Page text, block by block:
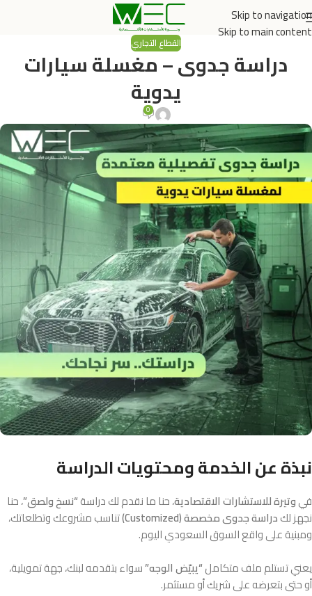
Skip to navigation
Skip to main content
القطاع التجاري
دراسة جدوى – مغسلة سيارات
يدوية
0
نبذة عن الخدمة ومحتويات الدراسة
فيوتيرة للاستشارات الاقتصادية، حنا ما نقدم لك دراسة“نسخ ولصق”، حنا
نجهز لكدراسة جدوى مخصصة (Customized)
تناسب مشروعك وتطلعاتك،
ومبنية على واقع السوق السعودي اليوم.
يعني تستلم ملف متكامل“يبيّض الوجه”سواء بتقدمه لبنك، جهة تمويلية،
أو حتى بتعرضه على شريك أو مستثمر.